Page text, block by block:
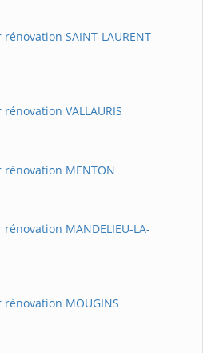
SAINT-LAURENT-
VALLAURIS
MENTON
MANDELIEU-LA-
MOUGINS